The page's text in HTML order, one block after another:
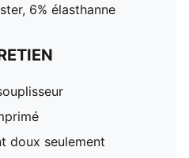
6% élasthanne
doux seulement